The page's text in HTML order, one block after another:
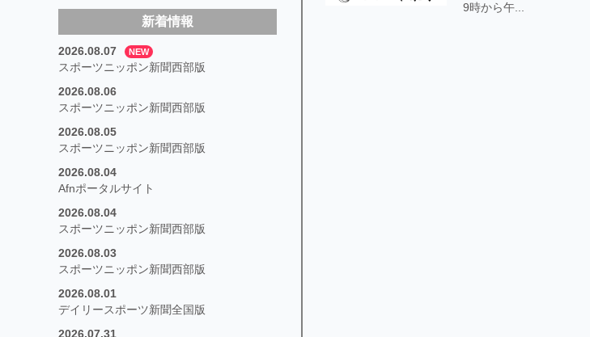
新着情報
2026.08.07 NEW
スポーツニッポン新聞西部版
2026.08.06
スポーツニッポン新聞西部版
2026.08.05
スポーツニッポン新聞西部版
2026.08.04
Afnポータルサイト
2026.08.04
スポーツニッポン新聞西部版
2026.08.03
スポーツニッポン新聞西部版
2026.08.01
デイリースポーツ新聞全国版
2026.07.31
9時から午...